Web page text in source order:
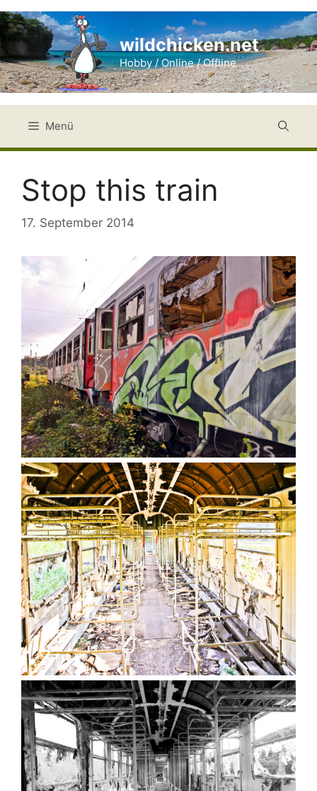
Zum
Inhalt
springen
wildchicken.net
Hobby / Online / Offline
Menü
Stop this train
17. September 2014